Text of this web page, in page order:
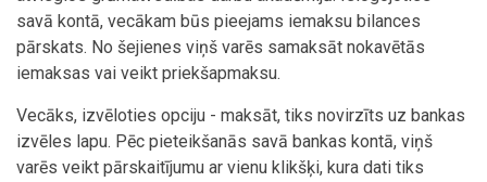
savā kontā, vecākam būs pieejams iemaksu bilances
pārskats. No šejienes viņš varēs samaksāt nokavētās
iemaksas vai veikt priekšapmaksu.
Vecāks, izvēloties opciju - maksāt, tiks novirzīts uz bankas
izvēles lapu. Pēc pieteikšanās savā bankas kontā, viņš
varēs veikt pārskaitījumu ar vienu klikšķi, kura dati tiks